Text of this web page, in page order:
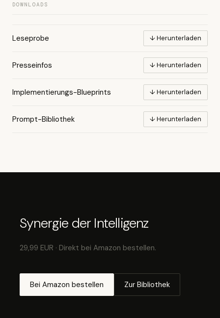
DOWNLOADS
Leseprobe ↓ Herunterladen
Presseinfos ↓ Herunterladen
Implementierungs-Blueprints ↓ Herunterladen
Prompt-Bibliothek ↓ Herunterladen
Synergie der Intelligenz
29,99 EUR · Direkt bei Amazon bestellen.
Bei Amazon bestellen Zur Bibliothek